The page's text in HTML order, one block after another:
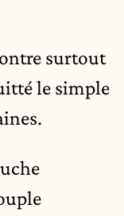
surtout
le simple